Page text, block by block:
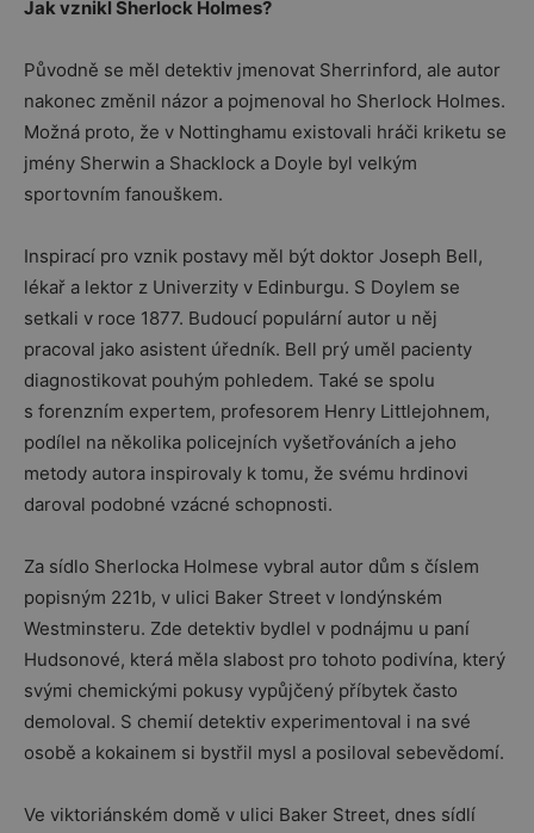
Jak vznikl Sherlock Holmes?
Původně se měl detektiv jmenovat Sherrinford, ale autor
nakonec změnil názor a pojmenoval ho Sherlock Holmes.
Možná proto, že v Nottinghamu existovali hráči kriketu se
jmény Sherwin a Shacklock a Doyle byl velkým
sportovním fanouškem.
Inspirací pro vznik postavy měl být doktor Joseph Bell,
lékař a lektor z Univerzity v Edinburgu. S Doylem se
setkali v roce 1877. Budoucí populární autor u něj
pracoval jako asistent úředník. Bell prý uměl pacienty
diagnostikovat pouhým pohledem. Také se spolu
s forenzním expertem, profesorem Henry Littlejohnem,
podílel na několika policejních vyšetřováních a jeho
metody autora inspirovaly k tomu, že svému hrdinovi
daroval podobné vzácné schopnosti.
Za sídlo Sherlocka Holmese vybral autor dům s číslem
popisným 221b, v ulici Baker Street v londýnském
Westminsteru. Zde detektiv bydlel v podnájmu u paní
Hudsonové, která měla slabost pro tohoto podivína, který
svými chemickými pokusy vypůjčený příbytek často
demoloval. S chemií detektiv experimentoval i na své
osobě a kokainem si bystřil mysl a posiloval sebevědomí.
Ve viktoriánském domě v ulici Baker Street, dnes sídlí